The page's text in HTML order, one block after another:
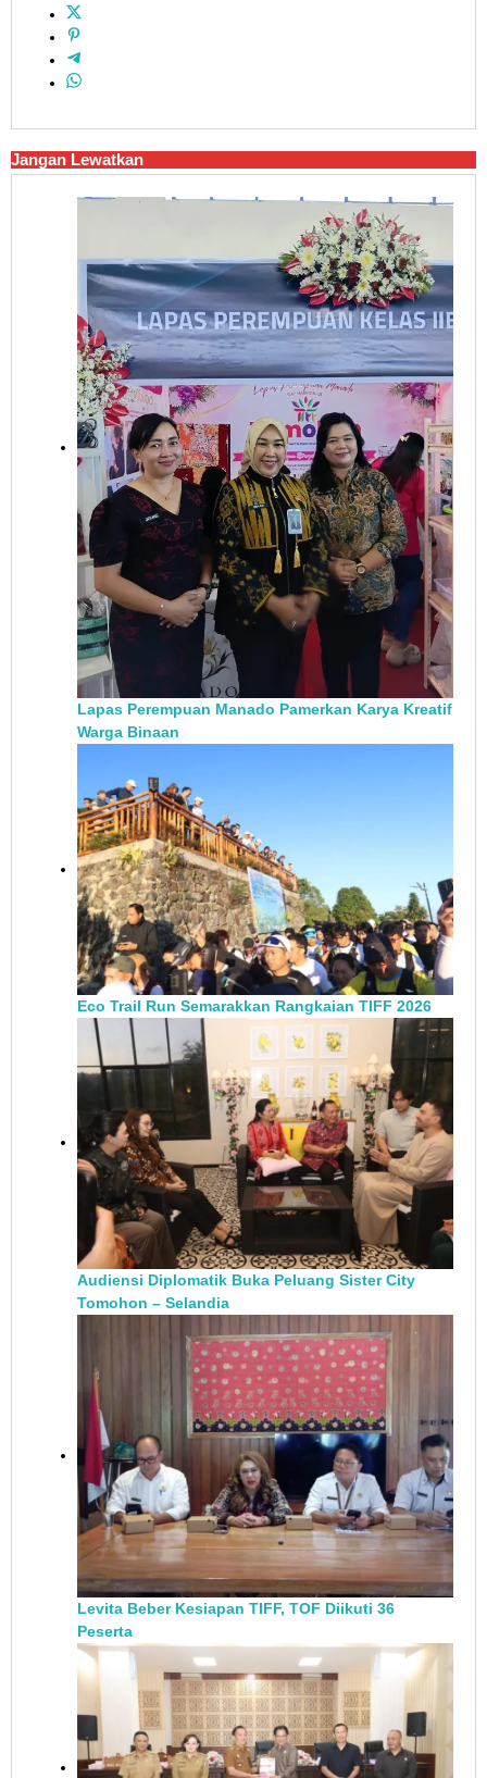
Jangan Lewatkan
Lapas Perempuan Manado Pamerkan Karya Kreatif
Warga Binaan
Eco Trail Run Semarakkan Rangkaian TIFF 2026
Audiensi Diplomatik Buka Peluang Sister City
Tomohon – Selandia
Levita Beber Kesiapan TIFF, TOF Diikuti 36
Peserta